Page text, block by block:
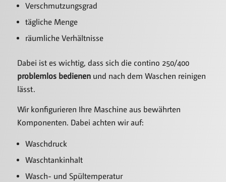
Verschmutzungsgrad
tägliche Menge
räumliche Verhältnisse
Dabei ist es wichtig, dass sich die contino 250/400
problemlos bedienenund nach dem Waschen reinigen
lässt.
Wir konfigurieren Ihre Maschine aus bewährten
Komponenten. Dabei achten wir auf:
Waschdruck
Waschtankinhalt
Wasch- und Spültemperatur